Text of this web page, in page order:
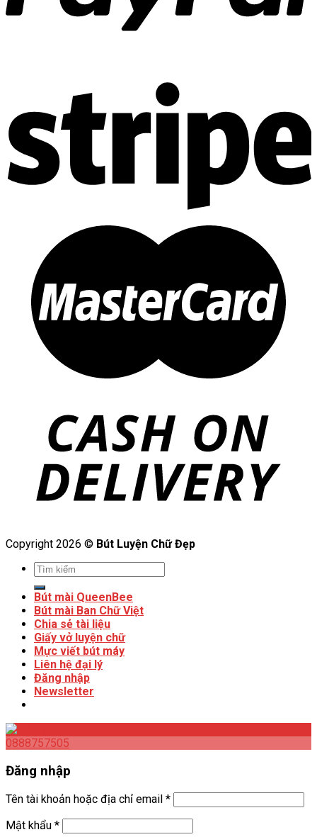
Copyright 2026 © Bút Luyện Chữ Đẹp
Bút mài QueenBee
Bút mài Ban Chữ Việt
Chia sẻ tài liệu
Giấy vở luyện chữ
Mực viết bút máy
Liên hệ đại lý
Đăng nhập
Newsletter
0888757505
Đăng nhập
Tên tài khoản hoặc địa chỉ email *
Mật khẩu *